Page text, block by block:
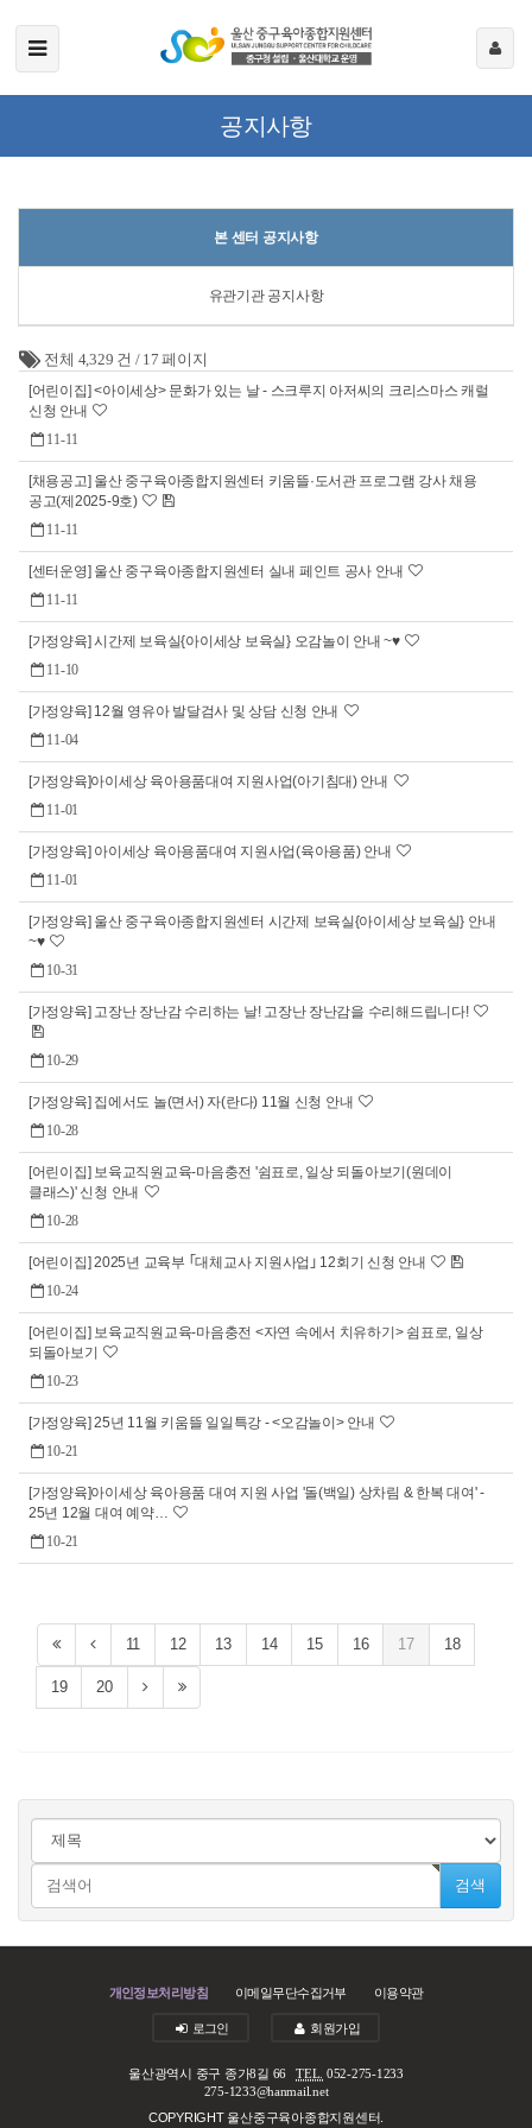
공지사항
본 센터 공지사항
유관기관 공지사항
전체 4,329 건 / 17 페이지
[어린이집] <아이세상> 문화가 있는 날 - 스크루지 아저씨의 크리스마스 캐럴
신청 안내
11-11
[채용공고] 울산 중구육아종합지원센터 키움뜰·도서관 프로그램 강사 채용
공고(제2025-9호)
11-11
[센터운영] 울산 중구육아종합지원센터 실내 페인트 공사 안내
11-11
[가정양육] 시간제 보육실{아이세상 보육실} 오감놀이 안내 ~♥
11-10
[가정양육] 12월 영유아 발달검사 및 상담 신청 안내
11-04
[가정양육]아이세상 육아용품대여 지원사업(아기침대) 안내
11-01
[가정양육] 아이세상 육아용품대여 지원사업(육아용품) 안내
11-01
[가정양육] 울산 중구육아종합지원센터 시간제 보육실{아이세상 보육실} 안내
~♥
10-31
[가정양육] 고장난 장난감 수리하는 날! 고장난 장난감을 수리해드립니다!
10-29
[가정양육] 집에서도 놀(면서) 자(란다) 11월 신청 안내
10-28
[어린이집] 보육교직원교육-마음충전 '쉼표로, 일상 되돌아보기(원데이
클래스)' 신청 안내
10-28
[어린이집] 2025년 교육부 ｢대체교사 지원사업｣ 12회기 신청 안내
10-24
[어린이집] 보육교직원교육-마음충전 <자연 속에서 치유하기> 쉼표로, 일상
되돌아보기
10-23
[가정양육] 25년 11월 키움뜰 일일특강 - <오감놀이> 안내
10-21
[가정양육]아이세상 육아용품 대여 지원 사업 '돌(백일) 상차림 & 한복 대여' -
25년 12월 대여 예약…
10-21
11 12 13 14 15 16 17 18
19 20
검색
개인정보처리방침 이메일무단수집거부 이용약관
로그인 회원가입
울산광역시 중구 종가8길 66TEL. 052-275-1233
275-1233@hanmail.net
COPYRIGHT 울산중구육아종합지원센터.